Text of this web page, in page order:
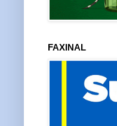
FAXINAL